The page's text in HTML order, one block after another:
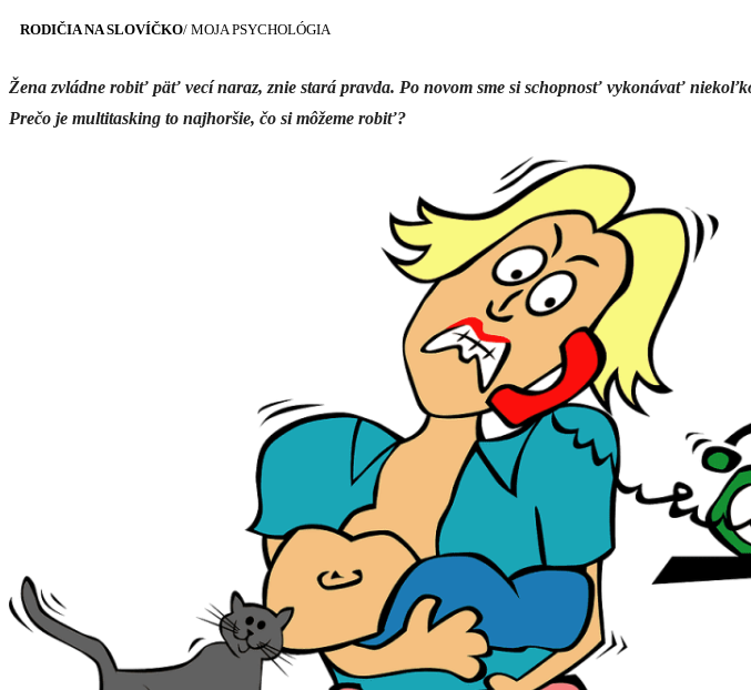
RODIČIA NA SLOVÍČKO/ MOJA PSYCHOLÓGIA
Žena zvládne robiť päť vecí naraz, znie stará pravda. Po novom sme si schopnosť vykonávať
Prečo je multitasking to najhoršie, čo si môžeme robiť?